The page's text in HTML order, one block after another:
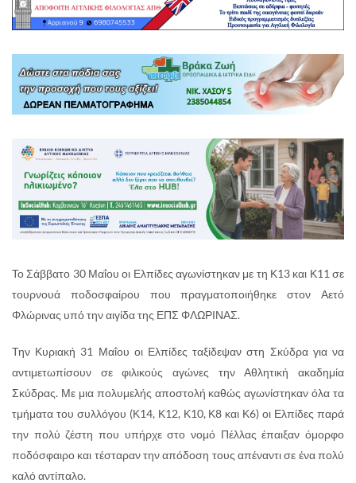
Το Σάββατο 30 Μαΐου οι Ελπίδες αγωνίστηκαν με τη Κ13 και Κ11 σε
τουρνουά ποδοσφαίρου που πραγματοποιήθηκε στον Αετό
Φλώρινας υπό την αιγίδα της ΕΠΣ ΦΛΩΡΙΝΑΣ.
Την Κυριακή 31 Μαΐου οι Ελπίδες ταξίδεψαν στη Σκύδρα για να
αντιμετωπίσουν σε φιλικούς αγώνες την Αθλητική ακαδημία
Σκύδρας. Με μια πολυμελής αποστολή καθώς αγωνίστηκαν όλα τα
τμήματα του συλλόγου (Κ14, Κ12, Κ10, Κ8 και Κ6) οι Ελπίδες παρά
την πολύ ζέστη που υπήρχε στο νομό Πέλλας έπαιξαν όμορφο
ποδόσφαιρο και τέσταραν την απόδοση τους απέναντι σε ένα πολύ
καλό αντίπαλο.